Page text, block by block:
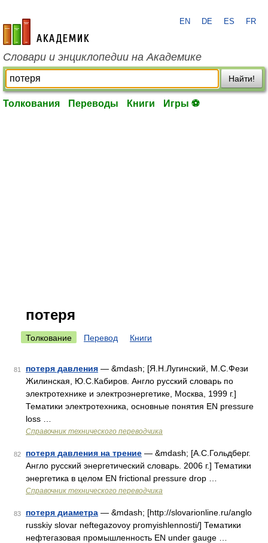
academic.ru
EN DE ES FR
Словари и энциклопедии на Академике
Найти!
Толкования Переводы Книги Игры ⚽
потеря
Толкование Перевод Книги
81 потеря давления — &mdash; [Я.Н.Лугинский, М.С.Фези
Жилинская, Ю.С.Кабиров. Англо русский словарь по
электротехнике и электроэнергетике, Москва, 1999 г.]
Тематики электротехника, основные понятия EN pressure
loss …
Справочник технического переводчика
82 потеря давления на трение — &mdash; [А.С.Гольдберг.
Англо русский энергетический словарь. 2006 г.] Тематики
энергетика в целом EN frictional pressure drop …
Справочник технического переводчика
83 потеря диаметра — &mdash; [http://slovarionline.ru/anglo
russkiy slovar neftegazovoy promyishlennosti/] Тематики
нефтегазовая промышленность EN under gauge …